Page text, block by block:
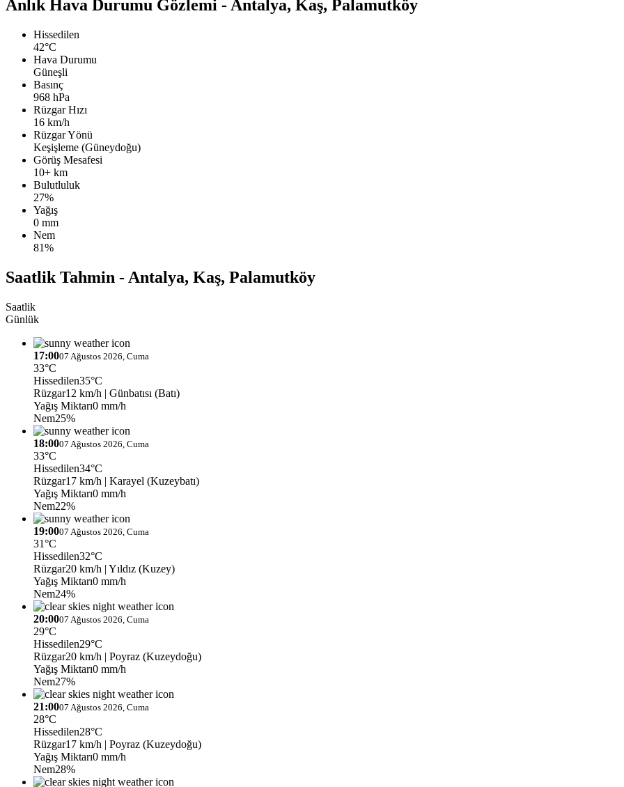
Anlık Hava Durumu Gözlemi - Antalya, Kaş, Palamutköy
Hissedilen
42°C
Hava Durumu
Güneşli
Basınç
968 hPa
Rüzgar Hızı
16 km/h
Rüzgar Yönü
Keşişleme (Güneydoğu)
Görüş Mesafesi
10+ km
Bulutluluk
27%
Yağış
0 mm
Nem
81%
Saatlik Tahmin - Antalya, Kaş, Palamutköy
Saatlik
Günlük
17:0007 Ağustos 2026, Cuma
33°C
Hissedilen35°C
Rüzgar12 km/h | Günbatısı (Batı)
Yağış Miktarı0 mm/h
Nem25%
18:0007 Ağustos 2026, Cuma
33°C
Hissedilen34°C
Rüzgar17 km/h | Karayel (Kuzeybatı)
Yağış Miktarı0 mm/h
Nem22%
19:0007 Ağustos 2026, Cuma
31°C
Hissedilen32°C
Rüzgar20 km/h | Yıldız (Kuzey)
Yağış Miktarı0 mm/h
Nem24%
20:0007 Ağustos 2026, Cuma
29°C
Hissedilen29°C
Rüzgar20 km/h | Poyraz (Kuzeydoğu)
Yağış Miktarı0 mm/h
Nem27%
21:0007 Ağustos 2026, Cuma
28°C
Hissedilen28°C
Rüzgar17 km/h | Poyraz (Kuzeydoğu)
Yağış Miktarı0 mm/h
Nem28%